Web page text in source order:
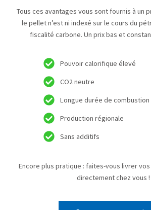
Tous ces avantages vous sont fournis à un
le pellet n’est ni indexé sur le cours du
fiscalité carbone. Un prix bas et
Pouvoir calorifique élevé
CO2 neutre
Longue durée de combustion
Production régionale
Sans additifs
Encore plus pratique : faites-vous livrer
directement chez vous !